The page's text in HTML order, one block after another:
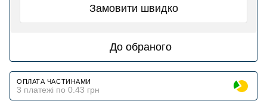
Замовити швидко
До обраного
ОПЛАТА ЧАСТИНАМИ
3 платежі по 0.43 грн